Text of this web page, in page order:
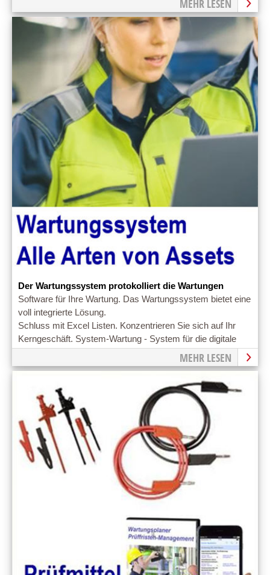
MEHR LESEN
Der Wartungssystem protokolliert die Wartungen
Software für Ihre Wartung. Das Wartungssystem bietet eine
voll integrierte Lösung.
Schluss mit Excel Listen. Konzentrieren Sie sich auf Ihr
Kerngeschäft. System-Wartung - System für die digitale
MEHR LESEN